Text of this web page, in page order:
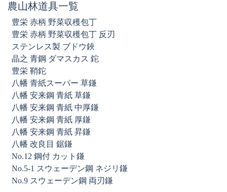
農山林道具一覧
豊栄 赤柄 野菜収穫包丁
豊栄 赤柄 野菜収穫包丁 反刃
ステンレス製 ブドウ鋏
晶之 青鋼 ダマスカス 鉈
豊栄 鞘鉈
八幡 青紙スーパー 草鎌
八幡 安来鋼 青紙 草鎌
八幡 安来鋼 青紙 中厚鎌
八幡 安来鋼 青紙 厚鎌
八幡 安来鋼 青紙 昇鎌
八幡 改良目 鋸鎌
No.12 鋼付 カット鎌
No.5-1 スウェーデン鋼 ネジリ鎌
No.9 スウェーデン鋼 両刃鎌